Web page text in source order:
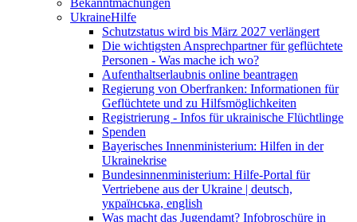
Bekanntmachungen
UkraineHilfe
Schutzstatus wird bis März 2027 verlängert
Die wichtigsten Ansprechpartner für geflüchtete
Personen - Was mache ich wo?
Aufenthaltserlaubnis online beantragen
Regierung von Oberfranken: Informationen für
Geflüchtete und zu Hilfsmöglichkeiten
Registrierung - Infos für ukrainische Flüchtlinge
Spenden
Bayerisches Innenministerium: Hilfen in der
Ukrainekrise
Bundesinnenministerium: Hilfe-Portal für
Vertriebene aus der Ukraine | deutsch,
українська, english
Was macht das Jugendamt? Infobroschüre in